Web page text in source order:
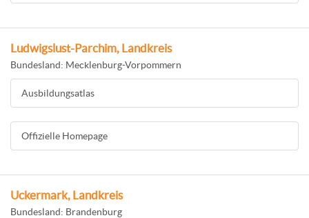
Ludwigslust-Parchim, Landkreis
Bundesland: Mecklenburg-Vorpommern
Ausbildungsatlas
Offizielle Homepage
Uckermark, Landkreis
Bundesland: Brandenburg